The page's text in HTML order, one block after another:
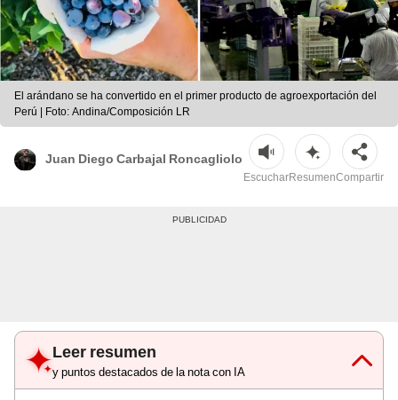
El arándano se ha convertido en el primer producto de agroexportación del
Perú | Foto: Andina/Composición LR
Juan Diego Carbajal Roncagliolo
EscucharResumenCompartir
Leer resumen
y puntos destacados de la nota con IA